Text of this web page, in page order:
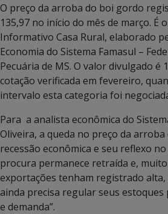
O preço da arroba do boi gordo
135,97 no início do mês de março. É
Informativo Casa Rural, elaborado
Economia do Sistema Famasul –
Pecuária de MS. O valor divulgado é
cotação verificada em fevereiro,
intervalo esta categoria foi
Para a analista econômica do
Oliveira, a queda no preço da arroba
recessão econômica e seu reflexo
procura permanece retraída e,
exportações tenham registrado
ainda precisa regular seus
e demanda”.